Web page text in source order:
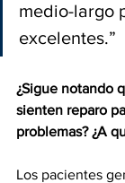
medio-largo
excelentes.”
¿Sigue notando
sienten reparo
problemas? ¿A
Los pacientes